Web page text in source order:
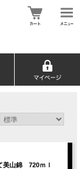
美山錦 720ｍｌ